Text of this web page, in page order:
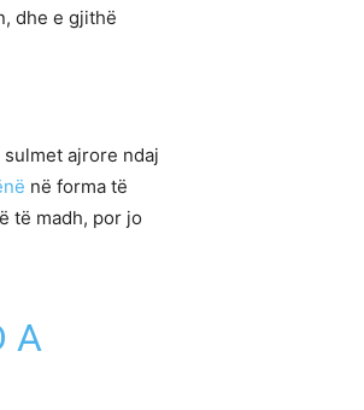
dhe e gjithë
ajrore ndaj
në forma të
të madh, por jo
A